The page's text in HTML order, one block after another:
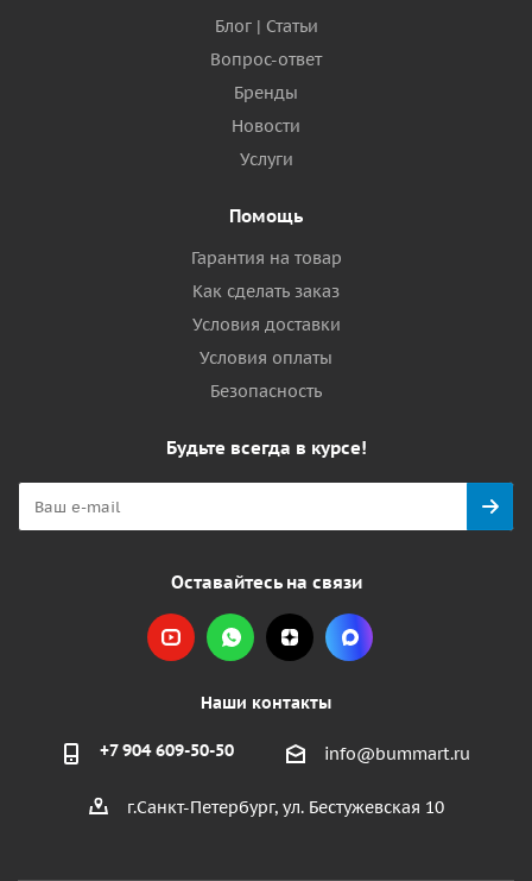
Блог | Статьи
Вопрос-ответ
Бренды
Новости
Услуги
Помощь
Гарантия на товар
Как сделать заказ
Условия доставки
Условия оплаты
Безопасность
Будьте всегда в курсе!
Оставайтесь на связи
Наши контакты
+7 904 609-50-50 info@bummart.ru
г.Санкт-Петербург, ул. Бестужевская 10